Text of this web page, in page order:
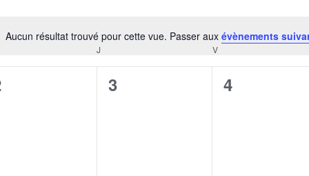
Notice
Aucun résultat trouvé pour cette vue. Passer aux évènements
J V
0
3
0
4